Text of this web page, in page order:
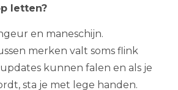
letten?
en maneschijn.
merken valt soms flink
kunnen falen en als je
sta je met lege handen.